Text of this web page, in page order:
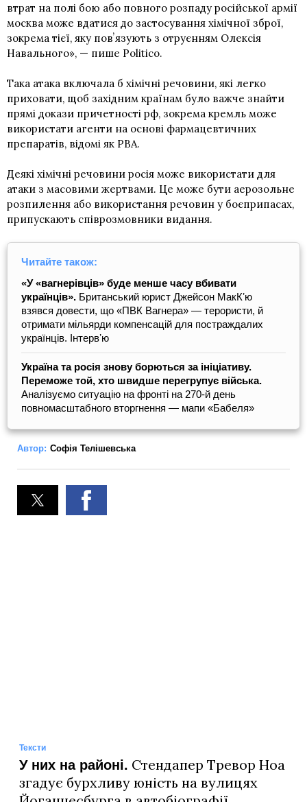
втрат на полі бою або повного розпаду російської армії
москва може вдатися до застосування хімічної зброї,
зокрема тієї, яку повʼязують з отруєнням Олексія
Навального», — пише Politico.
Така атака включала б хімічні речовини, які легко
приховати, щоб західним країнам було важче знайти
прямі докази причетності рф, зокрема кремль може
використати агенти на основі фармацевтичних
препаратів, відомі як PBA.
Деякі хімічні речовини росія може використати для
атаки з масовими жертвами. Це може бути аерозольне
розпилення або використання речовин у боєприпасах,
припускають співрозмовники видання.
Читайте також:
«У «вагнерівців» буде менше часу вбивати
українців». Британський юрист Джейсон МакКʼю
взявся довести, що «ПВК Вагнера» — терористи, й
отримати мільярди компенсацій для постраждалих
українців. Інтервʼю
Україна та росія знову борються за ініціативу.
Переможе той, хто швидше перегрупує війська.
Аналізуємо ситуацію на фронті на 270-й день
повномасштабного вторгнення — мапи «Бабеля»
Автор: Софія Телішевська